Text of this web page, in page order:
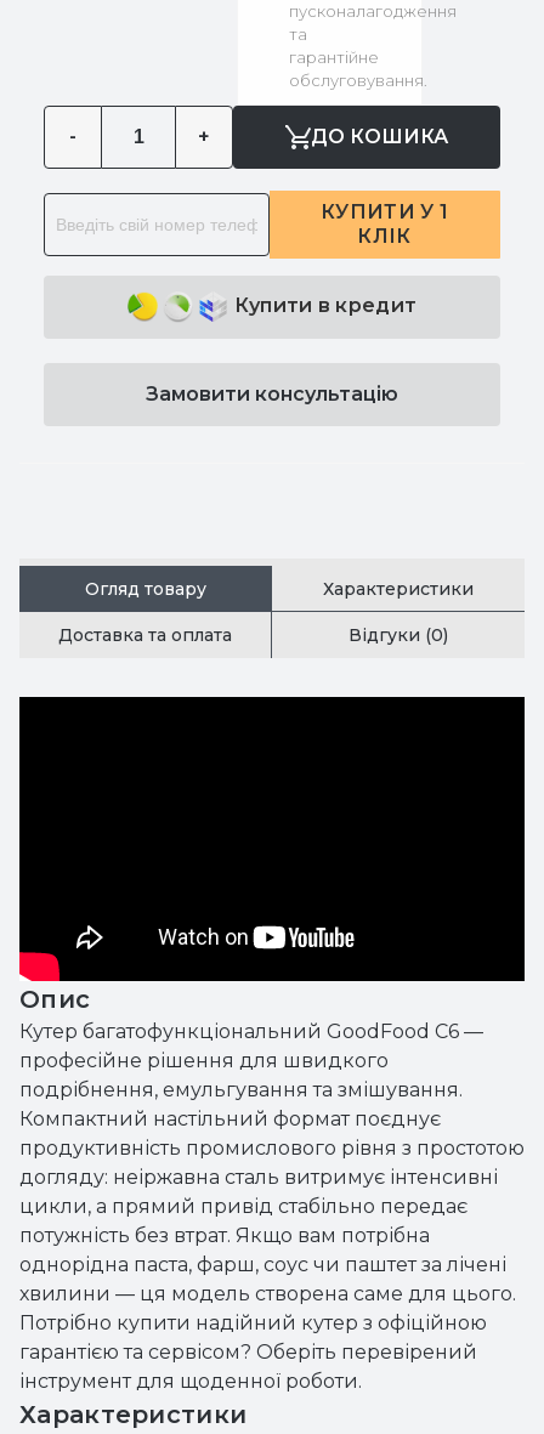
пусконалагодження
та
гарантійне
обслуговування.
- + ДО КОШИКА
КУПИТИ У 1
КЛІК
Купити в кредит
Замовити консультацію
Огляд товару Характеристики
Доставка та оплата Відгуки (0)
Опис
Кутер багатофункціональний GoodFood С6 —
професійне рішення для швидкого
подрібнення, емульгування та змішування.
Компактний настільний формат поєднує
продуктивність промислового рівня з простотою
догляду: неіржавна сталь витримує інтенсивні
цикли, а прямий привід стабільно передає
потужність без втрат. Якщо вам потрібна
однорідна паста, фарш, соус чи паштет за лічені
хвилини — ця модель створена саме для цього.
Потрібно купити надійний кутер з офіційною
гарантією та сервісом? Оберіть перевірений
інструмент для щоденної роботи.
Характеристики